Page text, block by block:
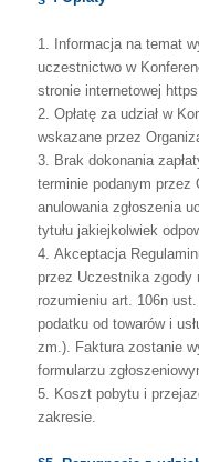
1. Informacja na temat
uczestnictwo w
stronie internetowej
2. Opłatę za udział w
wskazane przez
3. Brak dokonania
terminie podanym przez
anulowania zgłoszenia
tytułu jakiejkolwiek
4. Akceptacja
przez Uczestnika zgody
rozumieniu art. 106n ust.
podatku od towarów i
zm.). Faktura zostanie
formularzu
5. Koszt pobytu i
zakresie.